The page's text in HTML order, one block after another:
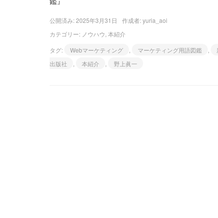
公開済み: 2025年3月31日 作成者:yuria_aoi
カテゴリー: ノウハウ 本紹介
タグ:
Webマーケティング マーケティング用語図鑑
出版社
本紹介 野上眞一